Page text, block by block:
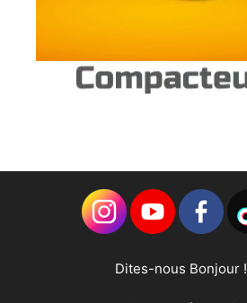
Dites-nous Bonjour !